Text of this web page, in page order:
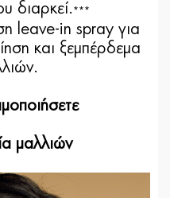
διαρκεί. ***
leave-in spray για
και ξεμπέρδεμα
μαλλιών